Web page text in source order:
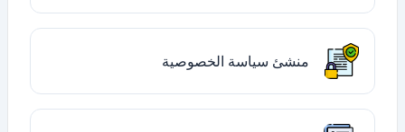
منشئ سياسة الخصوصية